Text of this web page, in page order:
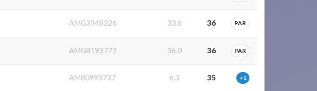
AMG3948326 33.6 36 PAR
AMG8193772 36.0 36 PAR
AM80993737 6.3 35 +1